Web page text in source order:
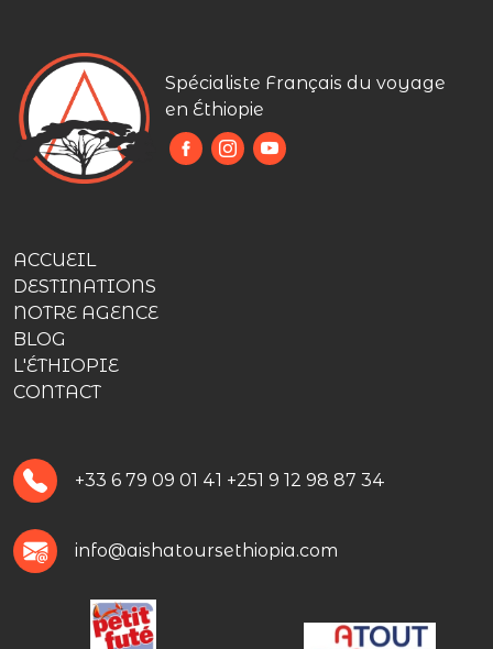
Spécialiste Français du voyage
en Éthiopie
ACCUEIL
DESTINATIONS
NOTRE AGENCE
BLOG
L'ÉTHIOPIE
CONTACT
+33 6 79 09 01 41 +251 9 12 98 87 34
info@aishatoursethiopia.com